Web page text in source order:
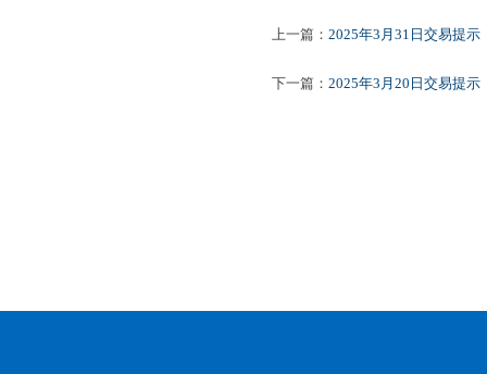
上一篇： 2025年3月31日交易提示
下一篇： 2025年3月20日交易提示